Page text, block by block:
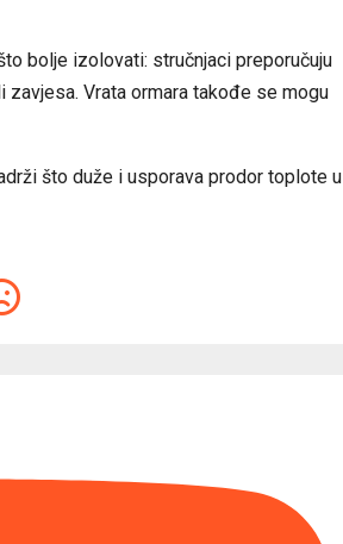
bolje izolovati: stručnjaci preporučuju
Vrata ormara takođe se mogu
što duže i usporava prodor toplote u